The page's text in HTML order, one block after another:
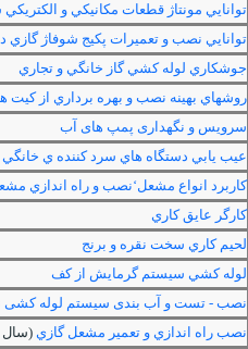
توانايي مونتاژ قطعات مكانيكي و
توانايي نصب و تعميرات پكيج شوفاژ گازي
جوشكاري لوله كشي گاز خانگي و تجاري
روشهاي بهينه نصب و بهره برداري از كيت
سرویس و نگهداری پمپ های آب
عيب يابي دستگاه هاي سرد كننده ي خانگي
كاربرد انواع مشعل‘نصب و راه اندازي
كارگر عايق كاري
لحيم كاري سخت نقره و برنج
لوله كشي سيستم گرمايش از كف
نصب - تست و آب بندی سیستم لوله
نصب راه اندازي و تعمير مشعل گازي (سال 1393)